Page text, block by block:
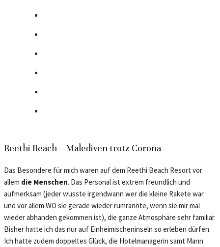
Reethi Beach – Malediven trotz Corona
Das Besondere für mich waren auf dem Reethi Beach Resort vor
allem die Menschen. Das Personal ist extrem freundlich und
aufmerksam (jeder wusste irgendwann wer die kleine Rakete war
und vor allem WO sie gerade wieder rumrannte, wenn sie mir mal
wieder abhanden gekommen ist), die ganze Atmosphäre sehr familiär.
Bisher hatte ich das nur auf Einheimischeninseln so erleben dürfen.
Ich hatte zudem doppeltes Glück, die Hotelmanagerin samt Mann